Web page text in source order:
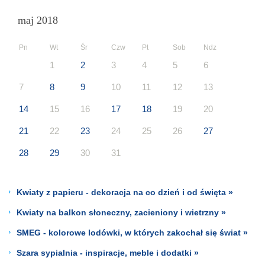
maj 2018
Pn Wt Śr Czw Pt Sob Ndz
1 2 3 4 5 6
7 8 9 10 11 12 13
14 15 16 17 18 19 20
21 22 23 24 25 26 27
28 29 30 31
Kwiaty z papieru - dekoracja na co dzień i od święta »
Kwiaty na balkon słoneczny, zacieniony i wietrzny »
SMEG - kolorowe lodówki, w których zakochał się świat »
Szara sypialnia - inspiracje, meble i dodatki »